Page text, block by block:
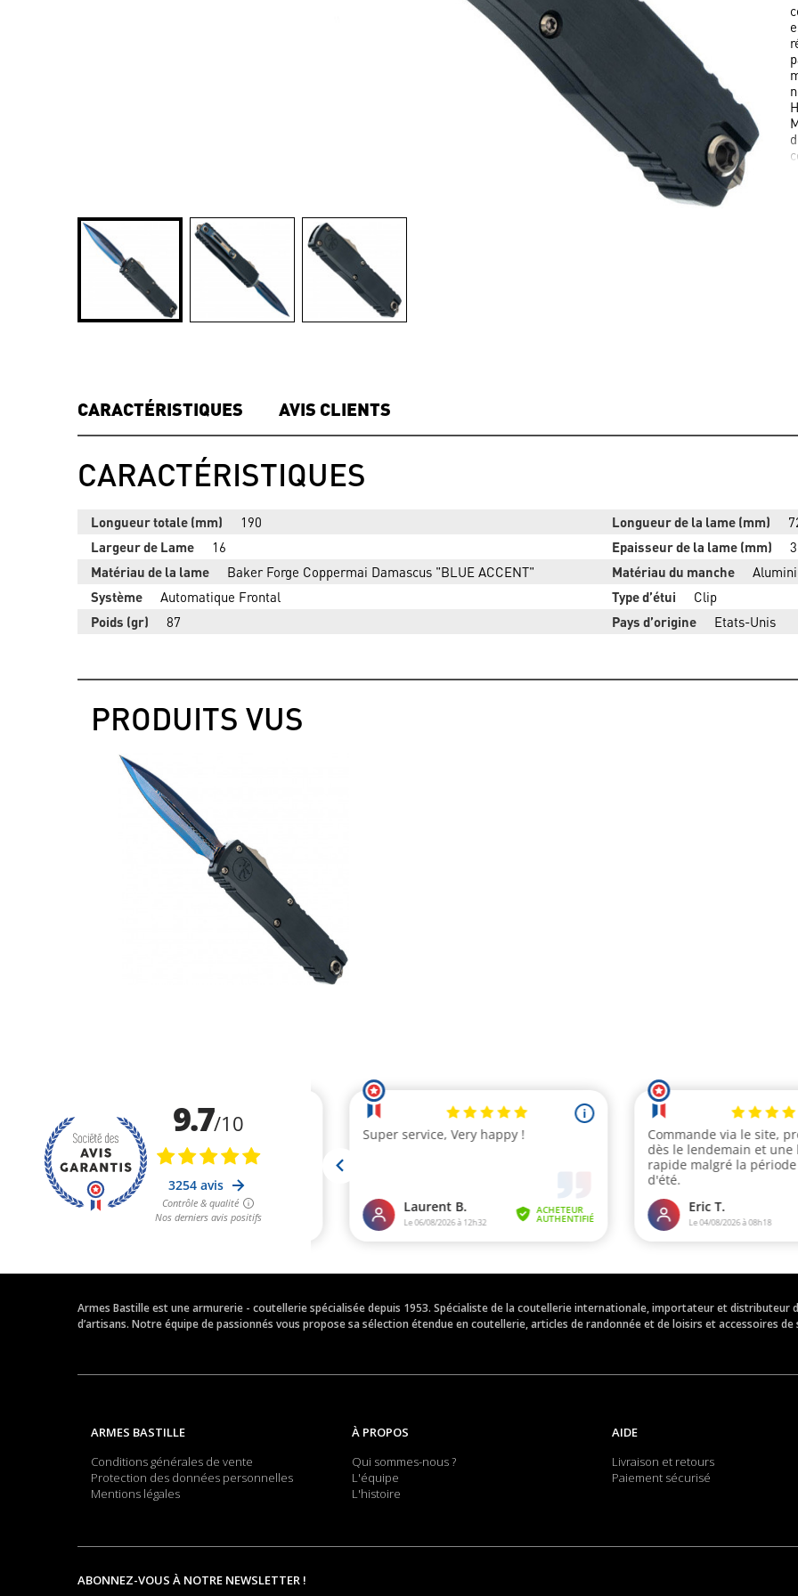
CARACTÉRISTIQUES AVIS CLIENTS
CARACTÉRISTIQUES
Longueur totale (mm) 190 Longueur de la lame (mm)
Largeur de Lame
16 Epaisseur de la lame (mm)
3
Matériau de la lame
Baker Forge Coppermai Damascus "BLUE ACCENT" Matériau du manche
Système
Automatique Frontal Type d’étui
Clip
Poids (gr)
87 Pays d’origine Etats-Unis
PRODUITS VUS
Armes Bastille est une armurerie - coutellerie spécialisée depuis 1953. Spécialiste de la coutellerie internationale, importateur et distributeur
d’artisans. Notre équipe de passionnés vous propose sa sélection étendue en coutellerie, articles de randonnée et de loisirs et accessoires de
ARMES BASTILLE
Conditions générales de vente
Protection des données personnelles
Mentions légales
À PROPOS
Qui sommes-nous ?
L'équipe
L'histoire
AIDE
Livraison et retours
Paiement sécurisé
ABONNEZ-VOUS À NOTRE NEWSLETTER !